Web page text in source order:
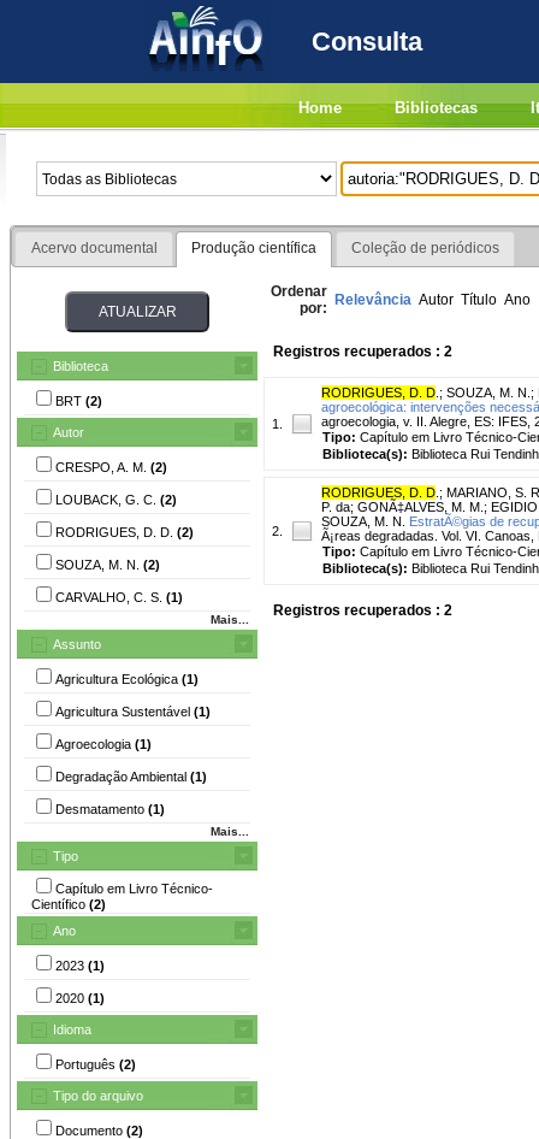
Consulta
Home Bibliotecas
Acervo documental Produção científica Coleção de periódicos
Biblioteca
BRT (2)
Autor
CRESPO, A. M. (2)
LOUBACK, G. C. (2)
RODRIGUES, D. D. (2)
SOUZA, M. N. (2)
CARVALHO, C. S. (1)
Mais...
Assunto
Agricultura Ecológica (1)
Agricultura Sustentável (1)
Agroecologia (1)
Degradação Ambiental (1)
Desmatamento (1)
Mais...
Tipo
Capítulo em Livro Técnico-
Científico (2)
Ano
2023 (1)
2020 (1)
Idioma
Português (2)
Tipo do arquivo
Documento (2)
Ordenar
por: Relevância Autor Título Ano
Registros recuperados : 2
1.
RODRIGUES, D. D ; SOUZA, M. N. ;
agroecológica: intervenções
agroecologia, v. II. Alegre, ES: IFES,
Tipo: Capítulo em Livro Técnico-
Biblioteca(s): Biblioteca Rui
2.
RODRIGUES, D. D ; MARIANO, S.
P. da; GONÃ‡ALVES, M. M. ;
SOUZA, M. N.
EstratÃ©gias de
Ã¡reas degradadas. Vol. VI.
Tipo: Capítulo em Livro Técnico-
Biblioteca(s): Biblioteca Rui
Registros recuperados : 2